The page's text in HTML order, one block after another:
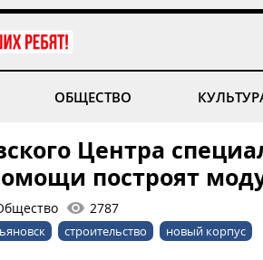
ОБЩЕСТВО
Центра
построят
2787
строительство новый корпус